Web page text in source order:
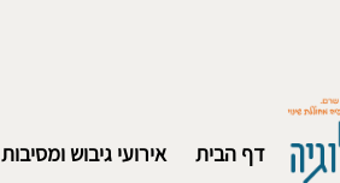
דף הבית אירועי גיבוש ומסיבות